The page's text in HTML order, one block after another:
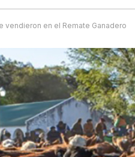
vendieron en el Remate Ganadero